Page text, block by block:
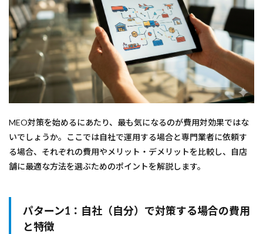
MEO対策を始めるにあたり、最も気になるのが費用対効果ではな
いでしょうか。ここでは自社で運用する場合と専門業者に依頼す
る場合、それぞれの費用やメリット・デメリットを比較し、自店
舗に最適な方法を選ぶためのポイントを解説します。
パターン1：自社（自分）で対策する場合の費用
と特徴